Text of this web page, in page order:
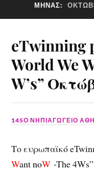
ΜΉΝΑΣ:
eTwinning
World We
W’s”
145Ο ΝΗΠΙΑΓΩΓΕΙΟ
Το ευρωπαϊκό
WantnoW -The